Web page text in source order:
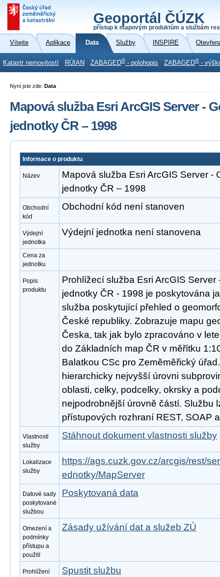
Geoportál ČÚZK
přístup k mapovým produktům a službám
Vítejte Aplikace Data Služby INSPIRE
Katastr nemovitostí RÚIAN ZABAGED® - polohopis ZABAGED® -
Nyní jste zde: Data
Mapová služba Esri ArcGIS Server -
jednotky ČR – 1998
Informace o produktu
Název
Mapová služba Esri ArcGIS Server -
jednotky ČR – 1998
Obchodní
kód
Obchodní kód není stanoven
Výdejní
jednotka
Výdejní jednotka není stanovena
Cena za
jednotku
Popis
produktu
Prohlížecí služba Esri ArcGIS Server
jednotky ČR - 1998 je poskytována
služba poskytující přehled o
České republiky. Zobrazuje mapu
Česka, tak jak bylo zpracováno v
do Základních map ČR v měřítku
Balatkou CSc pro Zeměměřický
hierarchicky nejvyšší úrovni
oblasti, celky, podcelky, okrsky a
nejpodrobnější úrovně částí. Službu
přístupových rozhraní REST, SOAP
Vlastnosti
služby
Stáhnout dokument vlastnosti služby
Lokalizace
služby
https://ags.cuzk.gov.cz/arcgis/rest/
ednotky/MapServer
Datové sady
poskytované
službou
Poskytovaná data
Omezení a
podmínky
přístupu a
použití
Zásady užívání dat a služeb ZÚ
Prohlížení
Spustit službu